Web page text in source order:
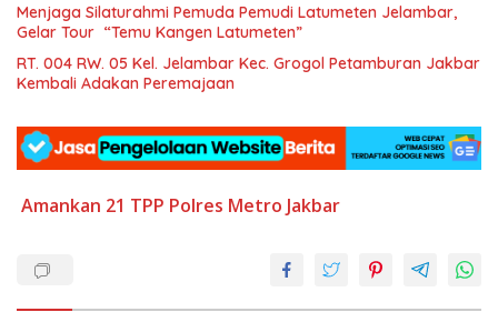
Menjaga Silaturahmi Pemuda Pemudi Latumeten Jelambar,
Gelar Tour “Temu Kangen Latumeten”
RT. 004 RW. 05 Kel. Jelambar Kec. Grogol Petamburan Jakbar
Kembali Adakan Peremajaan
Amankan 21 TPP Polres Metro Jakbar